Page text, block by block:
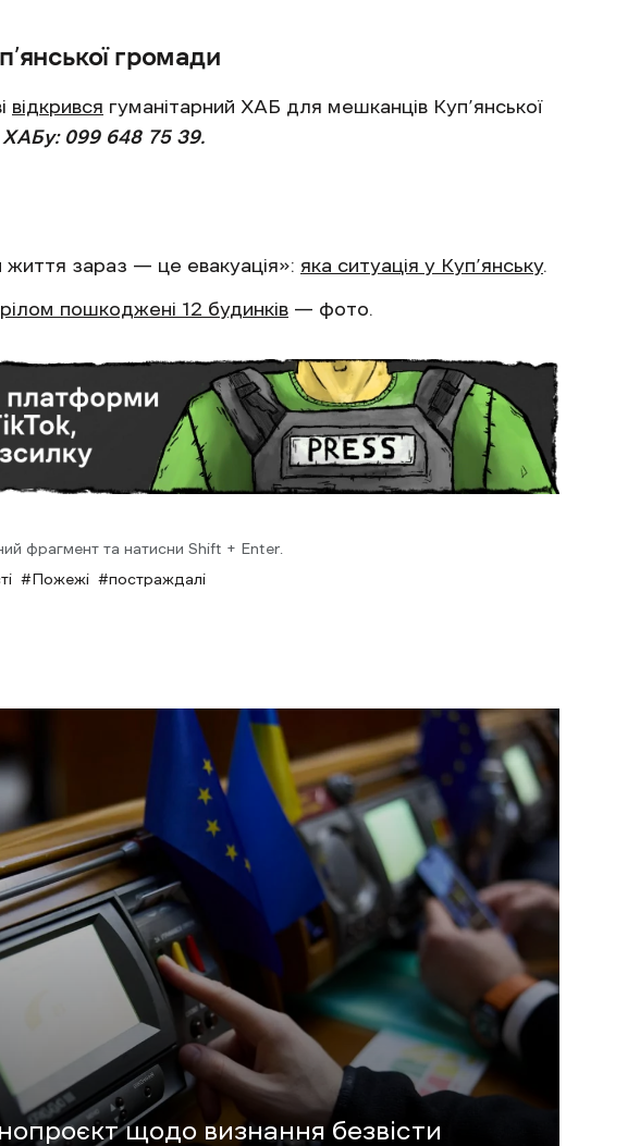
громади
відкрився гуманітарний ХАБ для мешканців Куп’янської
ХАБу: 099 648 75 39.
зараз — це евакуація»: яка ситуація у Куп’янську.
пошкоджені 12 будинків — фото.
фрагмент та натисни Shift + Enter.
Пожежі постраждалі
щодо визнання безвісти